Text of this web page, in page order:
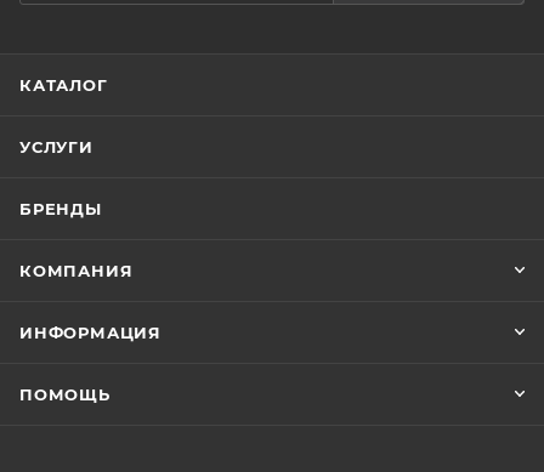
КАТАЛОГ
УСЛУГИ
БРЕНДЫ
КОМПАНИЯ
ИНФОРМАЦИЯ
ПОМОЩЬ